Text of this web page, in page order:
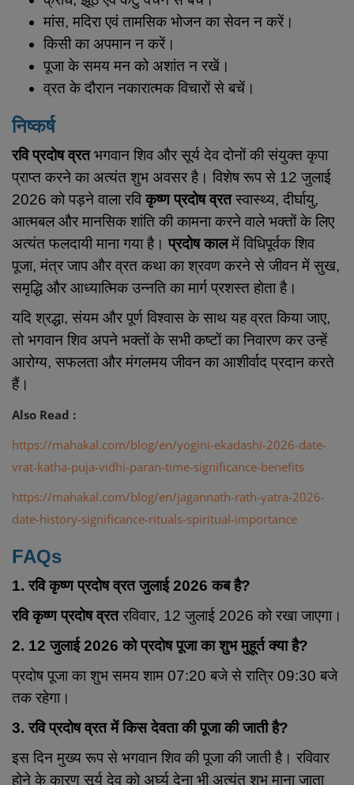
मांस, मदिरा एवं तामसिक भोजन का सेवन न करें।
किसी का अपमान न करें।
पूजा के समय मन को अशांत न रखें।
व्रत के दौरान नकारात्मक विचारों से बचें।
निष्कर्ष
रवि प्रदोष व्रतभगवान शिव और सूर्य देव दोनों की संयुक्त कृपा
प्राप्त करने का अत्यंत शुभ अवसर है। विशेष रूप से 12 जुलाई
2026 को पड़ने वाला रविकृष्ण प्रदोष व्रतस्वास्थ्य, दीर्घायु,
आत्मबल और मानसिक शांति की कामना करने वाले भक्तों के लिए
अत्यंत फलदायी माना गया है।प्रदोष कालमें विधिपूर्वक शिव
पूजा, मंत्र जाप और व्रत कथा का श्रवण करने से जीवन में सुख,
समृद्धि और आध्यात्मिक उन्नति का मार्ग प्रशस्त होता है।
यदि श्रद्धा, संयम और पूर्ण विश्वास के साथ यह व्रत किया जाए,
तो भगवान शिव अपने भक्तों के सभी कष्टों का निवारण कर उन्हें
आरोग्य, सफलता और मंगलमय जीवन का आशीर्वाद प्रदान करते
हैं।
Also Read :
https://mahakal.com/blog/en/yogini-ekadashi-2026-date-
vrat-katha-puja-vidhi-paran-time-significance-benefits
https://mahakal.com/blog/en/jagannath-rath-yatra-2026-
date-history-significance-rituals-spiritual-importance
FAQs
1. रवि कृष्ण प्रदोष व्रत जुलाई 2026 कब है?
रवि कृष्ण प्रदोष व्रतरविवार, 12 जुलाई 2026 को रखा जाएगा।
2. 12 जुलाई 2026 को प्रदोष पूजा का शुभ मुहूर्त क्या है?
प्रदोष पूजा का शुभ समय शाम 07:20 बजे से रात्रि 09:30 बजे
तक रहेगा।
3. रवि प्रदोष व्रत में किस देवता की पूजा की जाती है?
इस दिन मुख्य रूप से भगवान शिव की पूजा की जाती है। रविवार
होने के कारण सूर्य देव को अर्घ्य देना भी अत्यंत शुभ माना जाता